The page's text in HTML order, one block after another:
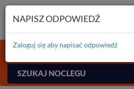
SZUKAJ NOCLEGU
NAPISZ ODPOWIEDŹ
Zaloguj się aby napisać odpowiedź